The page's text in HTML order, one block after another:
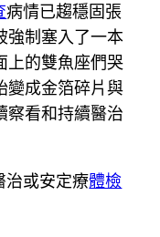
病情已趨穩固張
強制塞入了一本
上的雙魚座們哭
變成金箔碎片與
察看和持續醫治
治或安定療體檢